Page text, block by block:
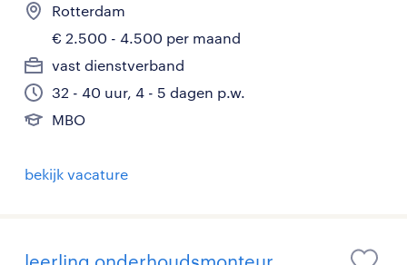
Rotterdam
€ 2.500 - 4.500 per maand
vast dienstverband
32 - 40 uur, 4 - 5 dagen p.w.
MBO
bekijk vacature